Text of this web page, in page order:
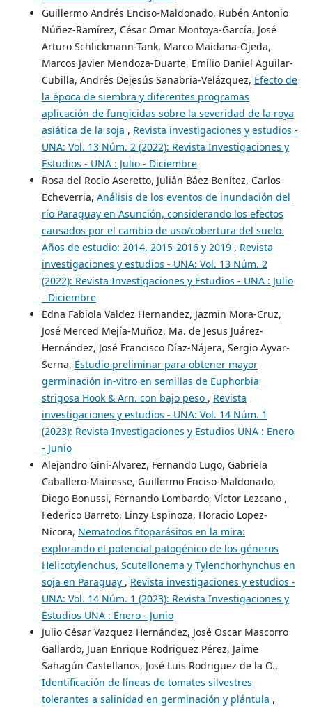
Guillermo Andrés Enciso-Maldonado, Rubén Antonio
Núñez-Ramírez, César Omar Montoya-García, José
Arturo Schlickmann-Tank, Marco Maidana-Ojeda,
Marcos Javier Mendoza-Duarte, Emilio Daniel Aguilar-
Cubilla, Andrés Dejesús Sanabria-Velázquez, Efecto de
la época de siembra y diferentes programas
aplicación de fungicidas sobre la severidad de la roya
asiática de la soja , Revista investigaciones y estudios -
UNA: Vol. 13 Núm. 2 (2022): Revista Investigaciones y
Estudios - UNA : Julio - Diciembre
Rosa del Rocio Aseretto, Julián Báez Benítez, Carlos
Echeverria, Análisis de los eventos de inundación del
río Paraguay en Asunción, considerando los efectos
causados por el cambio de uso/cobertura del suelo.
Años de estudio: 2014, 2015-2016 y 2019 , Revista
investigaciones y estudios - UNA: Vol. 13 Núm. 2
(2022): Revista Investigaciones y Estudios - UNA : Julio
- Diciembre
Edna Fabiola Valdez Hernandez, Jazmin Mora-Cruz,
José Merced Mejía-Muñoz, Ma. de Jesus Juárez-
Hernández, José Francisco Díaz-Nájera, Sergio Ayvar-
Serna, Estudio preliminar para obtener mayor
germinación in-vitro en semillas de Euphorbia
strigosa Hook & Arn. con bajo peso , Revista
investigaciones y estudios - UNA: Vol. 14 Núm. 1
(2023): Revista Investigaciones y Estudios UNA : Enero
- Junio
Alejandro Gini-Alvarez, Fernando Lugo, Gabriela
Caballero-Mairesse, Guillermo Enciso-Maldonado,
Diego Bonussi, Fernando Lombardo, Víctor Lezcano ,
Federico Barreto, Linzy Espinoza, Horacio Lopez-
Nicora, Nematodos fitoparásitos en la mira:
explorando el potencial patogénico de los géneros
Helicotylenchus, Scutellonema y Tylenchorhynchus en
soja en Paraguay , Revista investigaciones y estudios -
UNA: Vol. 14 Núm. 1 (2023): Revista Investigaciones y
Estudios UNA : Enero - Junio
Julio César Vazquez Hernández, José Oscar Mascorro
Gallardo, Juan Enrique Rodriguez Pérez, Jaime
Sahagún Castellanos, José Luis Rodriguez de la O.,
Identificación de líneas de tomates silvestres
tolerantes a salinidad en germinación y plántula ,